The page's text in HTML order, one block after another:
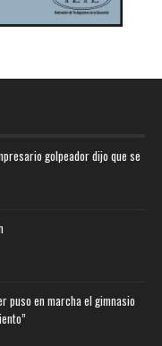
golpeador dijo que se
puso en marcha el gimnasio